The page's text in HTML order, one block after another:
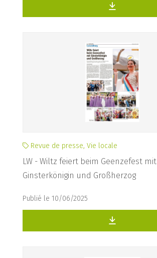
Revue de presse, Vie locale
LW - Wiltz feiert beim Geenzefest mit
Ginsterkönigin und Großherzog
Publié le 10/06/2025